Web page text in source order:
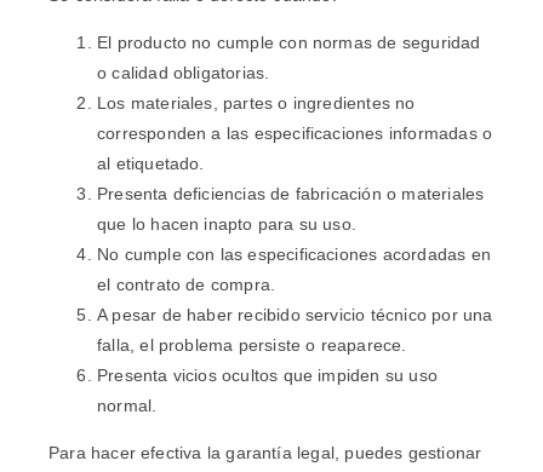
El producto no cumple con normas de seguridad
o calidad obligatorias.
Los materiales, partes o ingredientes no
corresponden a las especificaciones informadas o
al etiquetado.
Presenta deficiencias de fabricación o materiales
que lo hacen inapto para su uso.
No cumple con las especificaciones acordadas en
el contrato de compra.
A pesar de haber recibido servicio técnico por una
falla, el problema persiste o reaparece.
Presenta vicios ocultos que impiden su uso
normal.
Para hacer efectiva la garantía legal, puedes gestionar